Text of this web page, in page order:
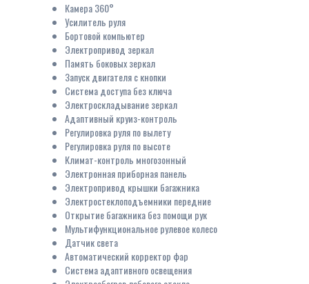
Камера 360°
Усилитель руля
Бортовой компьютер
Электропривод зеркал
Память боковых зеркал
Запуск двигателя с кнопки
Система доступа без ключа
Электроскладывание зеркал
Адаптивный круиз-контроль
Регулировка руля по вылету
Регулировка руля по высоте
Климат-контроль многозонный
Электронная приборная панель
Электропривод крышки багажника
Электростеклоподъемники передние
Открытие багажника без помощи рук
Мультифункциональное рулевое колесо
Датчик света
Автоматический корректор фар
Система адаптивного освещения